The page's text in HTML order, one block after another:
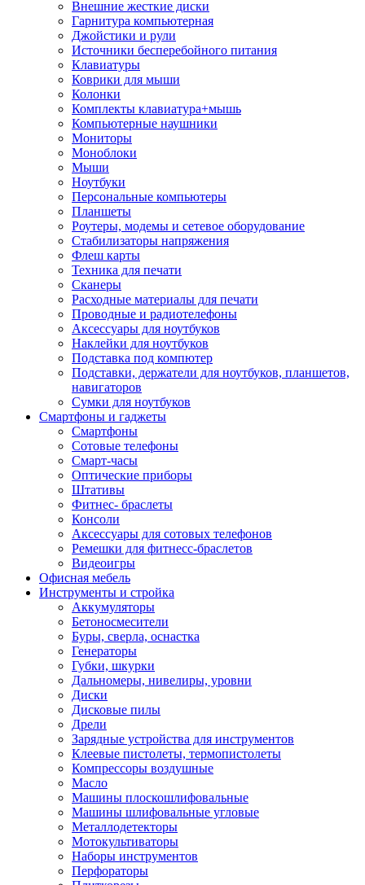
Внешние жесткие диски
Гарнитура компьютерная
Джойстики и рули
Источники бесперебойного питания
Клавиатуры
Коврики для мыши
Колонки
Комплекты клавиатура+мышь
Компьютерные наушники
Мониторы
Моноблоки
Мыши
Ноутбуки
Персональные компьютеры
Планшеты
Роутеры, модемы и сетевое оборудование
Стабилизаторы напряжения
Флеш карты
Техника для печати
Сканеры
Расходные материалы для печати
Проводные и радиотелефоны
Аксессуары для ноутбуков
Наклейки для ноутбуков
Подставка под компютер
Подставки, держатели для ноутбуков, планшетов,
навигаторов
Сумки для ноутбуков
Смартфоны и гаджеты
Смартфоны
Сотовые телефоны
Смарт-часы
Оптические приборы
Штативы
Фитнес- браслеты
Консоли
Аксессуары для сотовых телефонов
Ремешки для фитнесс-браслетов
Видеоигры
Офисная мебель
Инструменты и стройка
Аккумуляторы
Бетоносмесители
Буры, сверла, оснастка
Генераторы
Губки, шкурки
Дальномеры, нивелиры, уровни
Диски
Дисковые пилы
Дрели
Зарядные устройства для инструментов
Клеевые пистолеты, термопистолеты
Компрессоры воздушные
Масло
Машины плоскошлифовальные
Машины шлифовальные угловые
Металлодетекторы
Мотокультиваторы
Наборы инструментов
Перфораторы